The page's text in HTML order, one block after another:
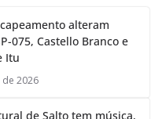
alteram
075, Castello Branco e
Itu
2026
de Salto tem música,